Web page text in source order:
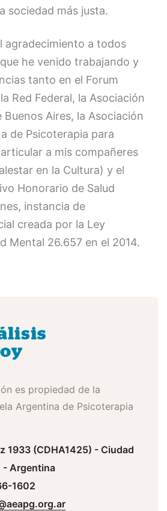
sociedad más justa.
agradecimiento a todos
he venido trabajando y
tanto en el Forum
Red Federal, la Asociación
Buenos Aires, la Asociación
de Psicoterapia para
a mis compañeres
en la Cultura) y el
Honorario de Salud
instancia de
creada por la Ley
Mental 26.657 en el 2014.
es propiedad de la
Argentina de Psicoterapia
1933 (CDHA1425) - Ciudad
- Argentina
1602